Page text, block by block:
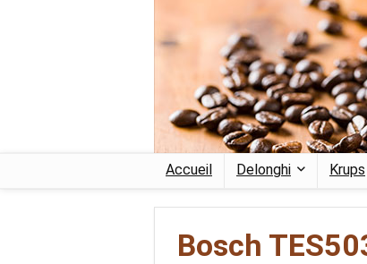
Accueil Delonghi Krups
Bosch